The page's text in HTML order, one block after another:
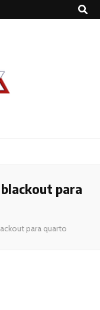
para
para quarto